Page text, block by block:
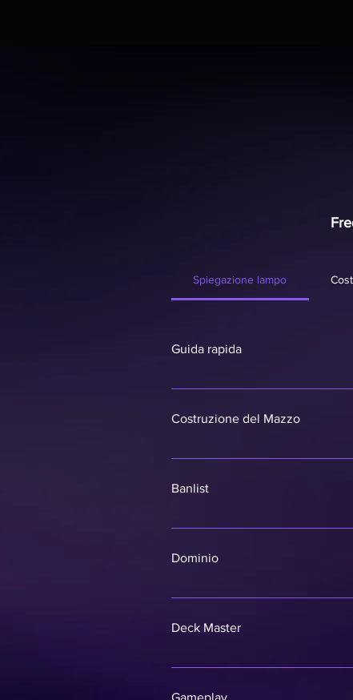
Spiegazione lampo
Guida rapida
Questo é un riferimento rapido
Costruzione del Mazzo
1 Deck Master;60 carde di Main
Banlist
Al momento non ci sono carte
Dominio
Il Dominio di un Deck Master
Oscurità, ecc.)Tipi di Mostro
Deck Master
All'inizio del duello il tuo Deck
Gameplay